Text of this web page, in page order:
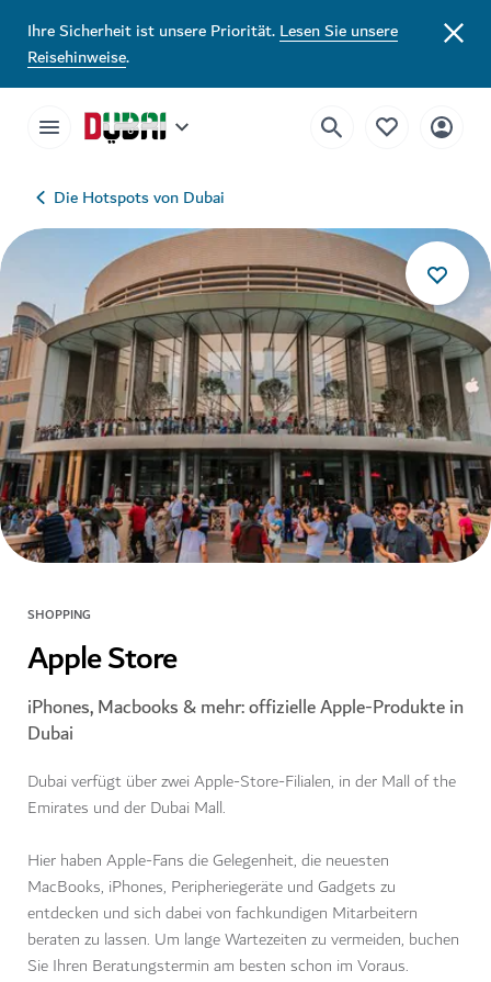
Ihre Sicherheit ist unsere Priorität.Lesen Sie unsere
Reisehinweise.
Die Hotspots von Dubai
SHOPPING
Apple Store
iPhones, Macbooks & mehr: offizielle Apple-Produkte in
Dubai
Dubai verfügt über zwei Apple-Store-Filialen, in der Mall of the
Emirates und der Dubai Mall.
Hier haben Apple-Fans die Gelegenheit, die neuesten
MacBooks, iPhones, Peripheriegeräte und Gadgets zu
entdecken und sich dabei von fachkundigen Mitarbeitern
beraten zu lassen. Um lange Wartezeiten zu vermeiden, buchen
Sie Ihren Beratungstermin am besten schon im Voraus.